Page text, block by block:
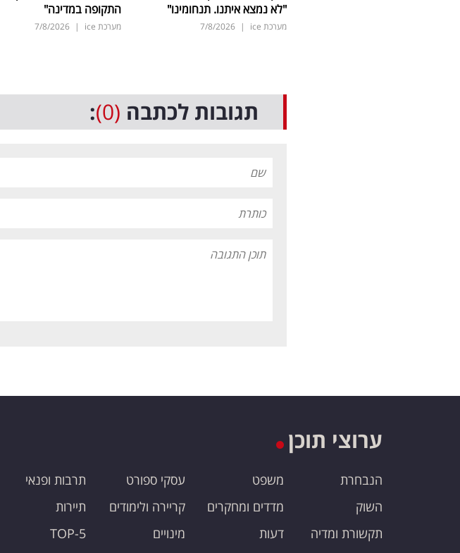
"לא נמצא איתנו. תנחומינו"
מערכת ice |
7/8/2026
התקופה במדינה"
מערכת ice |
7/8/2026
תגובות לכתבה (0)
:
ערוצי תוכן
הנבחרת
השוק
תקשורת ומדיה
משפט
מדדים ומחקרים
דעות
עסקי ספורט
קריירה ולימודים
מינויים
תרבות ופנאי
תיירות
TOP-5